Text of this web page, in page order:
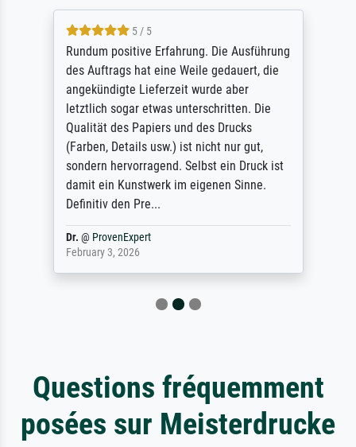
5 / 5
Rundum positive Erfahrung. Die Ausführung
des Auftrags hat eine Weile gedauert, die
angekündigte Lieferzeit wurde aber
letztlich sogar etwas unterschritten. Die
Qualität des Papiers und des Drucks
(Farben, Details usw.) ist nicht nur gut,
sondern hervorragend. Selbst ein Druck ist
damit ein Kunstwerk im eigenen Sinne.
Definitiv den Pre...
Dr. @ ProvenExpert
February 3, 2026
Questions fréquemment
posées sur Meisterdrucke